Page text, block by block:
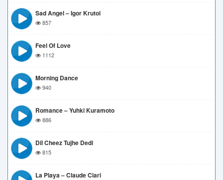
Sad Angel – Igor Krutoi
857
Feel Of Love
1112
Morning Dance
940
Romance – Yuhki Kuramoto
886
Dil Cheez Tujhe Dedi
815
La Playa – Claude Ciari